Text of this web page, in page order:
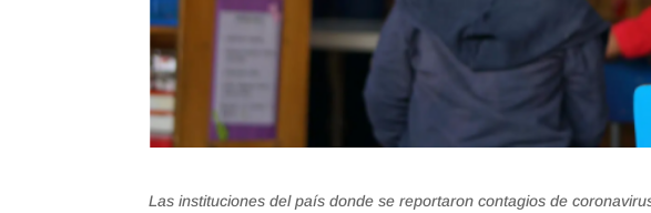
Las instituciones del país donde se reportaron contagios de